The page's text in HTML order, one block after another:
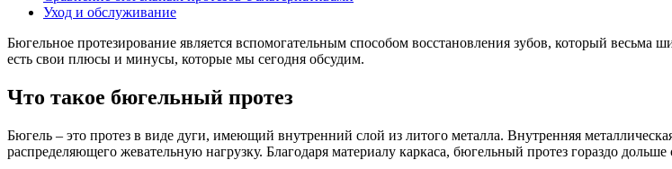
Уход и обслуживание
Бюгельное протезирование является вспомогательным способом восстановления зубов, который весьма
есть свои плюсы и минусы, которые мы сегодня обсудим.
Что такое бюгельный протез
Бюгель – это протез в виде дуги, имеющий внутренний слой из литого металла. Внутренняя
распределяющего жевательную нагрузку. Благодаря материалу каркаса, бюгельный протез гораздо